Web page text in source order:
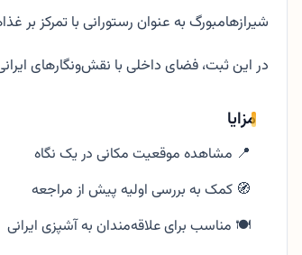
شیرازهامبورگ به عنوان رستورانی با تمرکز
در این ثبت، فضای داخلی با نقش‌ونگارهای
مزایا
📍 مشاهده موقعیت مکانی در یک نگاه
🧭 کمک به بررسی اولیه پیش از مراجعه
🍽️ مناسب برای علاقه‌مندان به آشپزی ایرانی